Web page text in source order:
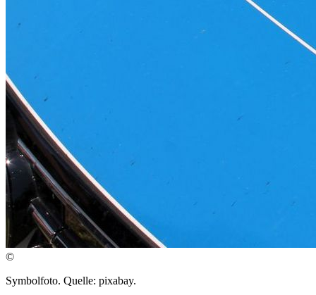
©
Symbolfoto. Quelle: pixabay.